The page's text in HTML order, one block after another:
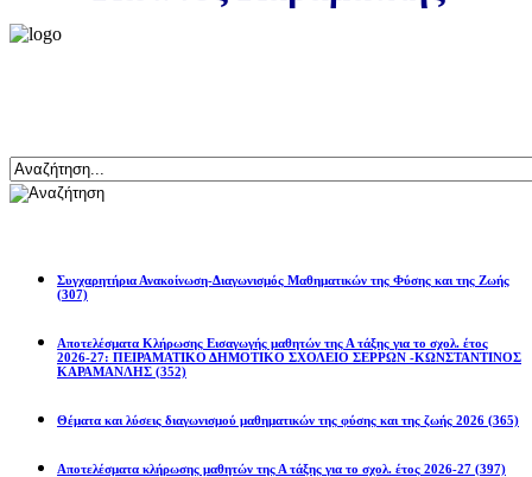
Συγχαρητήρια Ανακοίνωση-Διαγωνισμός Μαθηματικών της Φύσης και της Ζωής
(307)
Αποτελέσματα Κλήρωσης Εισαγωγής μαθητών της Α τάξης για το σχολ. έτος
2026-27: ΠΕΙΡΑΜΑΤΙΚΟ ΔΗΜΟΤΙΚΟ ΣΧΟΛΕΙΟ ΣΕΡΡΩΝ -ΚΩΝΣΤΑΝΤΙΝΟΣ
ΚΑΡΑΜΑΝΛΗΣ (352)
Θέματα και λύσεις διαγωνισμού μαθηματικών της φύσης και της ζωής 2026 (365)
Αποτελέσματα κλήρωσης μαθητών της Α τάξης για το σχολ. έτος 2026-27 (397)